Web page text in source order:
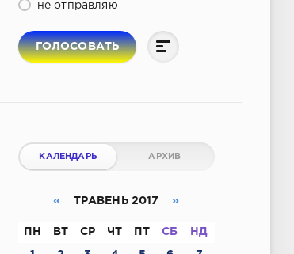
не отправляю
ГОЛОСОВАТЬ
КАЛЕНДАРЬ АРХИВ
« ТРАВЕНЬ 2017 »
ПН ВТ СР ЧТ СБ НД